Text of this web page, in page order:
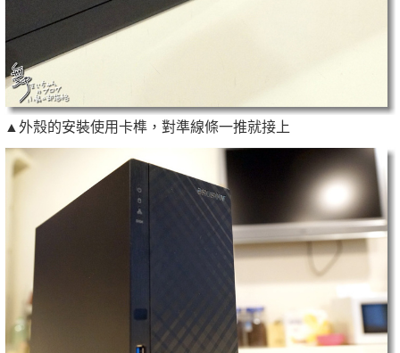
▲外殼的安裝使用卡榫，對準線條一推就接上